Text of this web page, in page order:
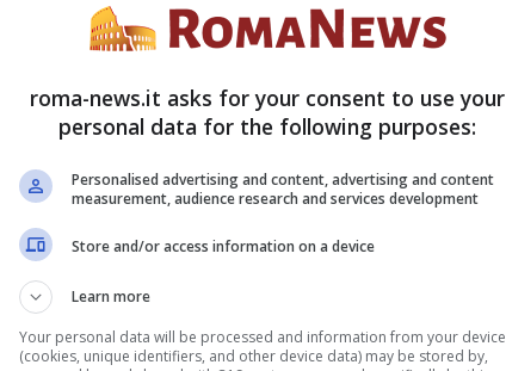
Se ne beccate uno, potete annullare
c’è da sapere Guidare un’automobile
obblighi previsti dalla legge. Avere un
da un punto A ad un punto B e un
roma-news.it asks for your consent to use your
personal data for the following purposes:
Personalised advertising and content, advertising and content
measurement, audience research and services development
Store and/or access information on a device
Learn more
Your personal data will be processed and information from your device
(cookies, unique identifiers, and other device data) may be stored by,